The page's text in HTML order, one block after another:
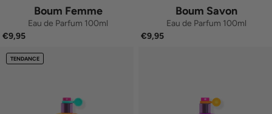
Boum Femme
Eau de Parfum 100ml
€9,95
Boum Savon
Eau de Parfum 100ml
€9,95
TENDANCE